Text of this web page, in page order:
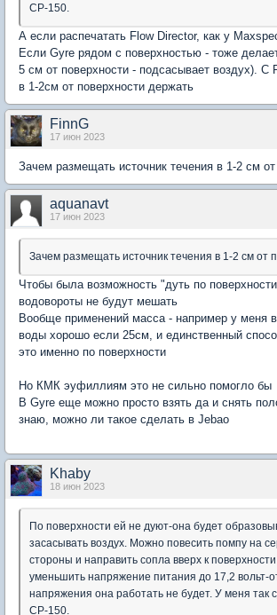
СР-150.
А если распечатать Flow Director, как у
Если Gyre рядом с поверхностью - тоже
5 см от поверхности - подсасывает воздух). C
в 1-2см от поверхности держать
FinnG
17 июн 2023
Зачем размещать источник течения в 1-2 см от
aquanavt
17 июн 2023
Зачем размещать источник течения в 1-2 см от
Чтобы была возможность "дуть по
водовороты не будут мешать
Вообще применений масса - например у меня
воды хорошо если 25см, и единственный
это именно по поверхности
Но КМК эуфиллиям это не сильно помогло бы
В Gyre еще можно просто взять да и снять
знаю, можно ли такое сделать в Jebao
Khaby
18 июн 2023
По поверхности ей не дуют-она будет
засасывать воздух. Можно повесить помпу на
стороны и направить сопла вверх к
уменьшить напряжение питания до 17,2 вольт-
напряжения она работать не будет. У меня так
СР-150.